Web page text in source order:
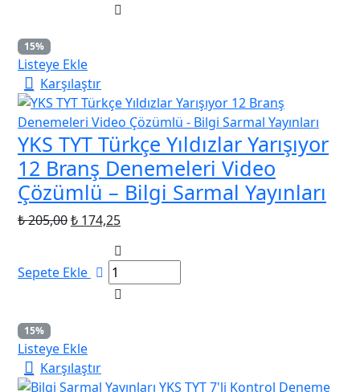
15%
Listeye Ekle
Karşılaştır
YKS TYT Türkçe Yıldızlar Yarışıyor
12 Branş Denemeleri Video
Çözümlü – Bilgi Sarmal Yayınları
₺205,00Orijinal
₺ 205,00.
₺ 174,25Şu
fiyat:
Sepete Ekle
15%
Listeye Ekle
Karşılaştır